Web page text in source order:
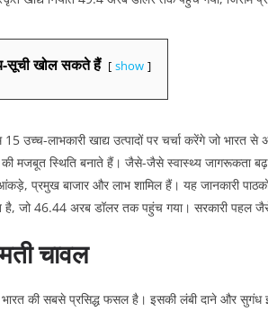
सूची खोल सकते हैं show
उच्च-लाभकारी खाद्य उत्पादों पर चर्चा करेंगे जो भारत
की मजबूत स्थिति बनाते हैं। जैसे-जैसे स्वास्थ्य जागरूकता
प्रमुख बाजार और लाभ शामिल हैं। यह जानकारी
है, जो 46.44 अरब डॉलर तक पहुंच गया। सरकारी पहल
चावल
की सबसे प्रसिद्ध फसल है। इसकी लंबी दाने और सुगंध